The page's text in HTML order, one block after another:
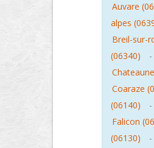
Auvare
alpes
Breil-sur-
(06340)
-
Coaraze
(06140)
-
Falicon
(06130)
-